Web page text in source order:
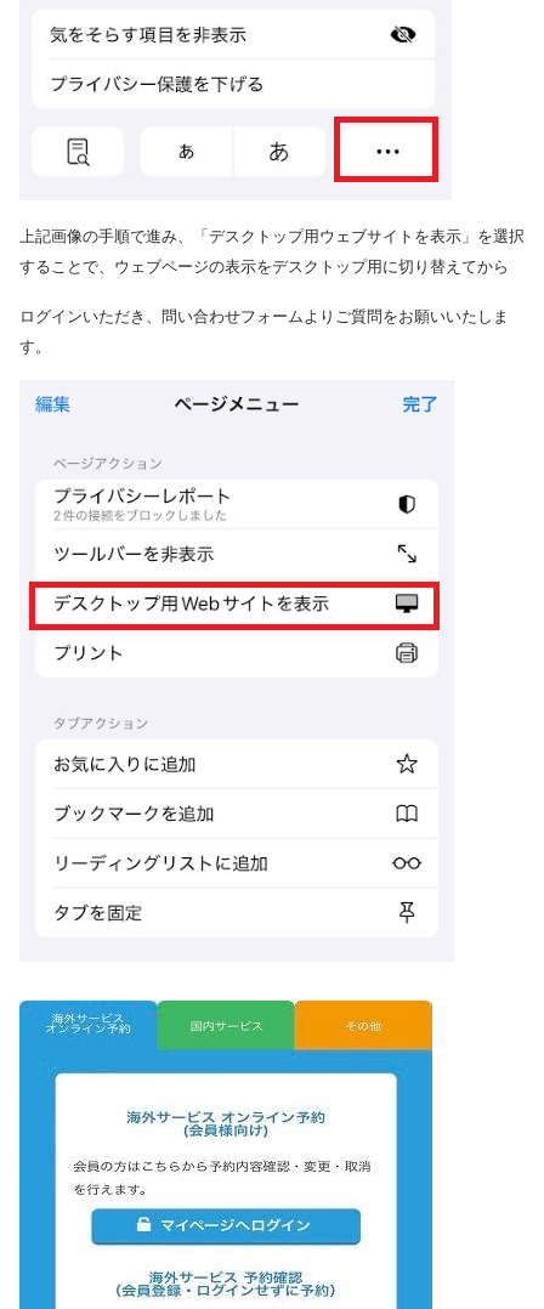
上記画像の手順で進み、
「デスクトップ用ウェブサイトを表示」を選択
することで、ウェブページの表示をデスクトップ用に切り替えてから
ログインいただき、問い合わせフォームよりご質問をお願いいたしま
す。